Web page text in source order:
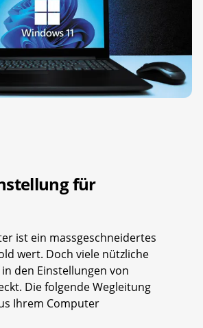
für
ist ein massgeschneidertes
wert. Doch viele nützliche
den Einstellungen von
Die folgende Wegleitung
Ihrem Computer